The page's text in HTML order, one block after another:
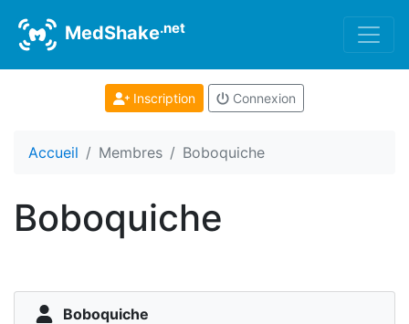
MedShake.net
Inscription Connexion
Accueil Membres Boboquiche
Boboquiche
Boboquiche